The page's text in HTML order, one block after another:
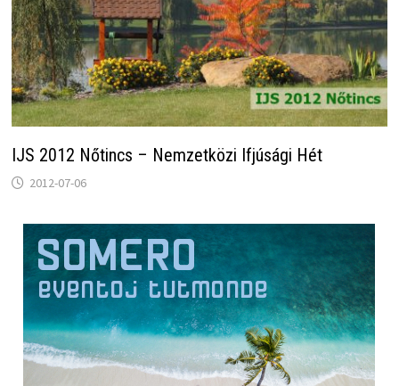
IJS 2012 Nőtincs – Nemzetközi Ifjúsági Hét
2012-07-06